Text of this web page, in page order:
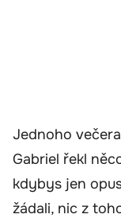
Jednoho
Gabriel řekl
kdybys jen
žádali, nic z